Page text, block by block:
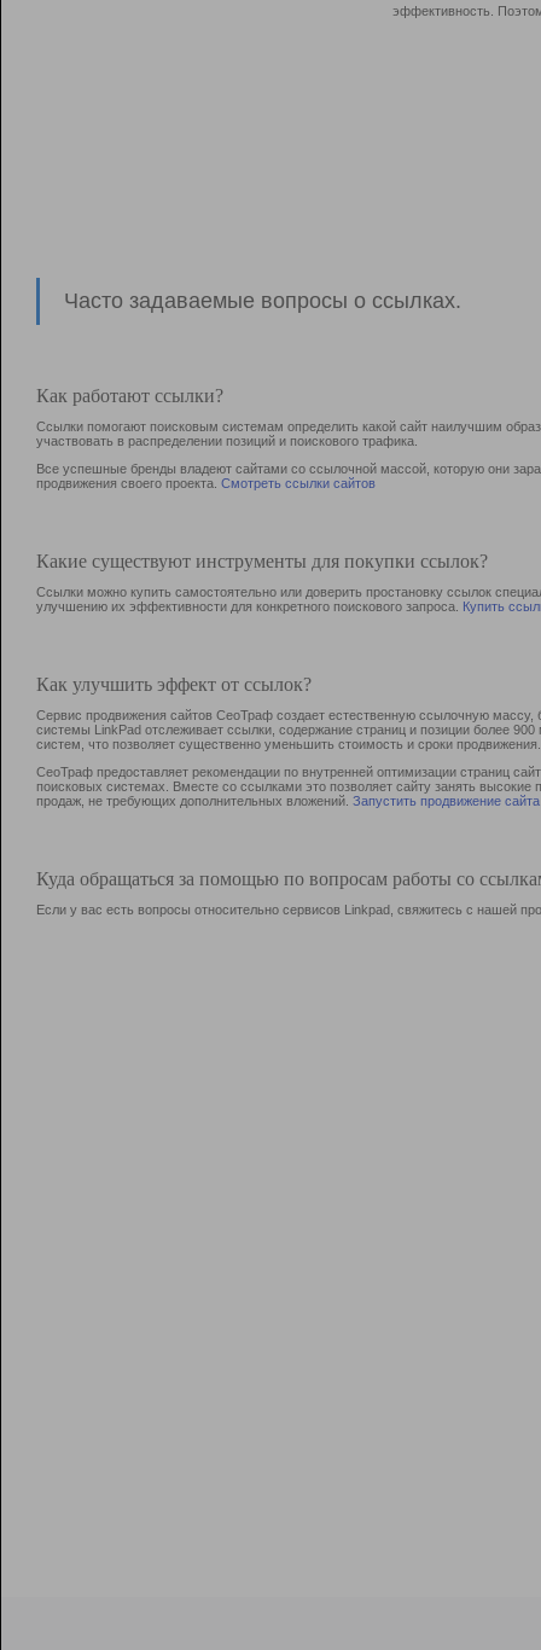
эффективность.
Часто задаваемые вопросы о ссылках.
Как работают ссылки?
Ссылки помогают поисковым системам определить какой сайт наилучшим
участвовать в раcпределении позиций и поискового трафика.
Все успешные бренды владеют сайтами со ссылочной массой, которую они
продвижения своего проекта. Смотреть ссылки сайтов
Какие существуют инструменты для покупки ссылок?
Ссылки можно купить самостоятельно или доверить простановку ссылок
улучшению их эффективности для конкретного поискового запроса. Купить
Как улучшить эффект от ссылок?
Сервис продвижения сайтов СеоТраф создает естественную ссылочную
системы LinkPad отслеживает ссылки, содержание страниц и позиции более
систем, что позволяет существенно уменьшить стоимость и сроки продвижения.
СеоТраф предоставляет рекомендации по внутренней оптимизации страниц
поисковых системах. Вместе со ссылками это позволяет сайту занять
продаж, не требующих дополнительных вложений. Запустить продвижение сайта
Куда обращаться за помощью по вопросам работы со
Если у вас есть вопросы относительно сервисов Linkpad, свяжитесь с нашей